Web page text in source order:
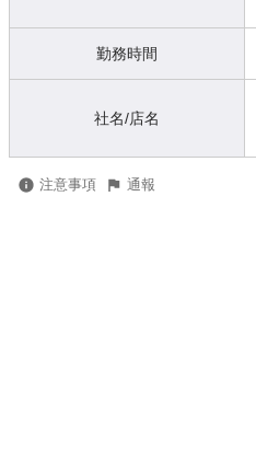
勤務時間
社名/店名
注意事項 通報